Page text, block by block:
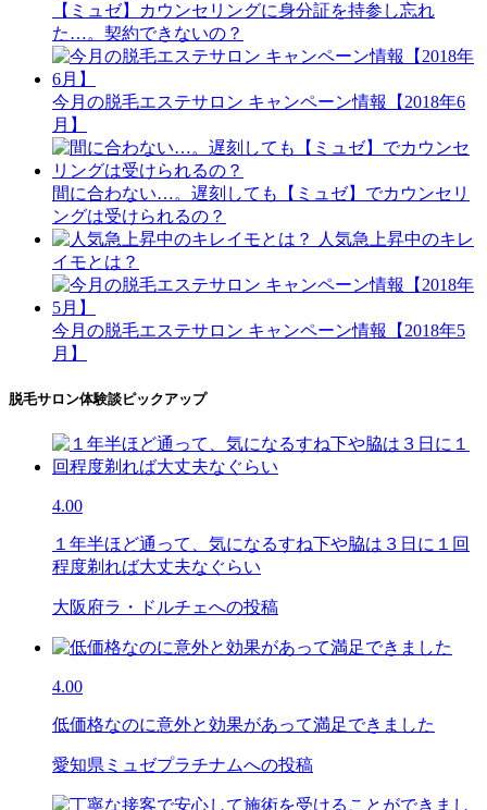
【ミュゼ】カウンセリングに身分証を持参し忘れ
た…。契約できないの？
今月の脱毛エステサロン キャンペーン情報【2018年6
月】
間に合わない…。遅刻しても【ミュゼ】でカウンセリ
ングは受けられるの？
人気急上昇中のキレ
イモとは？
今月の脱毛エステサロン キャンペーン情報【2018年5
月】
脱毛サロン体験談ピックアップ
4.00
１年半ほど通って、気になるすね下や脇は３日に１回
程度剃れば大丈夫なぐらい
大阪府ラ・ドルチェへの投稿
4.00
低価格なのに意外と効果があって満足できました
愛知県ミュゼプラチナムへの投稿